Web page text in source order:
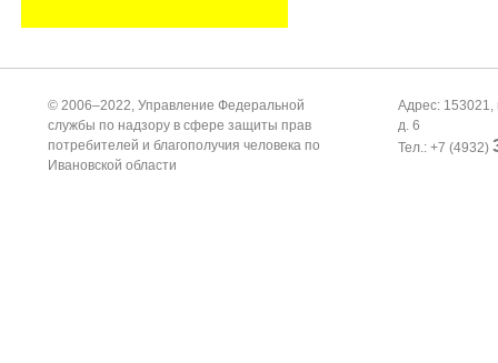
© 2006–2022, Управление Федеральной
службы по надзору в сфере защиты прав
потребителей и благополучия человека по
Ивановской области
Адрес: 153021,
д. 6
Тел.: +7 (4932)